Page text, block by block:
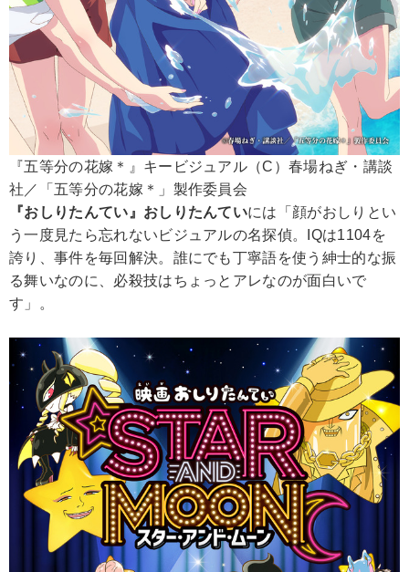
『五等分の花嫁＊』キービジュアル（C）春場ねぎ・講談
社／「五等分の花嫁＊」製作委員会
『おしりたんてい』おしりたんていには「顔がおしりとい
う一度見たら忘れないビジュアルの名探偵。IQは1104を
誇り、事件を毎回解決。誰にでも丁寧語を使う紳士的な振
る舞いなのに、必殺技はちょっとアレなのが面白いで
す」。